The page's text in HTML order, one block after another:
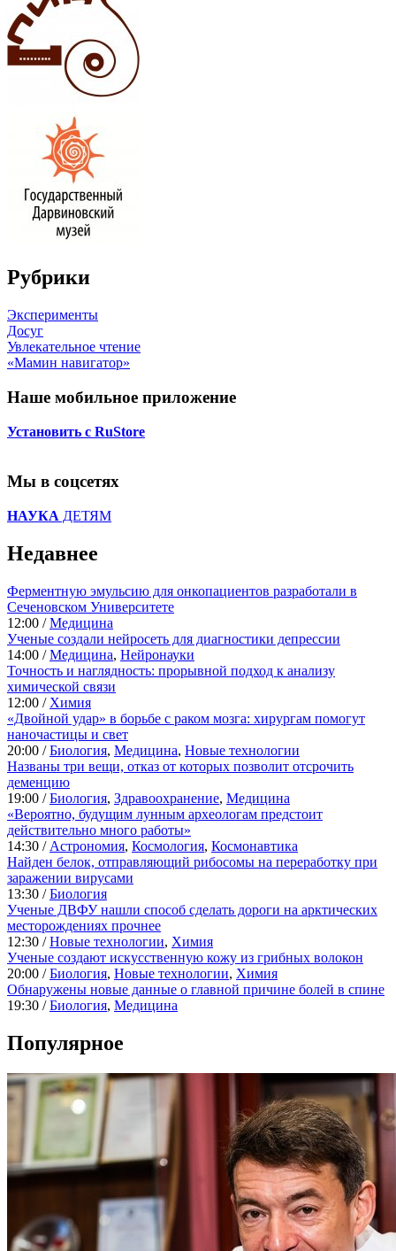
Рубрики
Эксперименты
Досуг
Увлекательное чтение
«Мамин навигатор»
Наше мобильное приложение
Установить с RuStore
Мы в соцсетях
НАУКА ДЕТЯМ
Недавнее
Ферментную эмульсию для онкопациентов разработали в
Сеченовском Университете
12:00 /Медицина
Ученые создали нейросеть для диагностики депрессии
14:00 /Медицина, Нейронауки
Точность и наглядность: прорывной подход к анализу
химической связи
12:00 / Химия
«Двойной удар» в борьбе с раком мозга: хирургам помогут
наночастицы и свет
20:00 /Биология, Медицина, Новые технологии
Названы три вещи, отказ от которых позволит отсрочить
деменцию
19:00 /Биология, Здравоохранение, Медицина
«Вероятно, будущим лунным археологам предстоит
действительно много работы»
14:30 / Астрономия, Космология, Космонавтика
Найден белок, отправляющий рибосомы на переработку при
заражении вирусами
13:30 /Биология
Ученые ДВФУ нашли способ сделать дороги на арктических
месторождениях прочнее
12:30 /Новые технологии, Химия
Ученые создают искусственную кожу из грибных волокон
20:00 /Биология, Новые технологии, Химия
Обнаружены новые данные о главной причине болей в спине
19:30 /Биология, Медицина
Популярное